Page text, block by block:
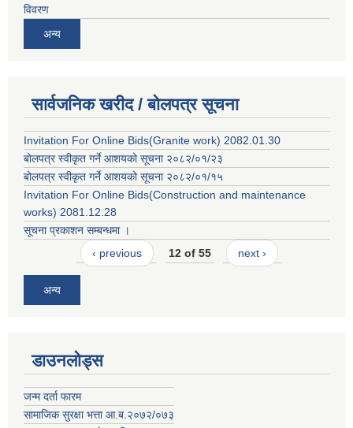
विवरण
अन्य
सार्वजनिक खरीद / बोलपत्र सूचना
Invitation For Online Bids(Granite work) 2082.01.30
बोलपत्र स्वीकृत गर्ने आशयको सूचना २०८२/०१/२३
बोलपत्र स्वीकृत गर्ने आशयको सूचना २०८२/०१/१५
Invitation For Online Bids(Construction and maintenance
works) 2081.12.28
सूचना प्रकाशन सम्बन्धमा ।
‹ previous
12 of 55 next ›
अन्य
डाउनलोड्स
जन्म दर्ता फारम
सामाजिक सुरक्षा भत्ता आ.ब.२०७२/०७३